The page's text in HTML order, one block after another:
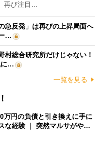
再び注目…
急反発」は再びの上昇局面へ
…
村総合研究所だけじゃない！
に…
一覧を見る
万円の負債と引き換えに手に
な経験 ｜ 突然マルサがや…